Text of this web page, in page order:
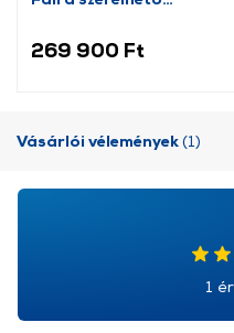
269 900 Ft
Vásárlói vélemények(1)
1